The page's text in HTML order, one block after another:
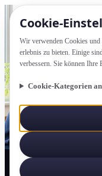
Cookie-
Wir verwenden Cookies
erlebnis zu bieten. Einige
verbessern. Sie können
Cookie-Kategorien